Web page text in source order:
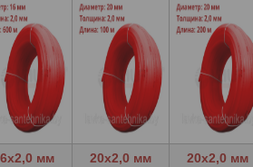
мм
20x2,0 мм
20x2,0 мм